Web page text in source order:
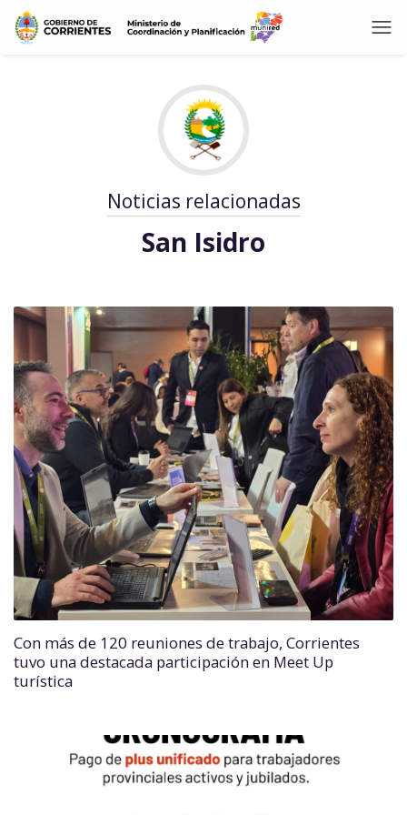
Noticias relacionadas
San Isidro
Con más de 120 reuniones de trabajo, Corrientes
tuvo una destacada participación en Meet Up
turística